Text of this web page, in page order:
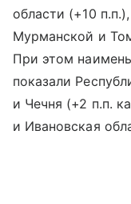
области (+10
Мурманской и
При этом
показали
и Чечня (+2 п.п.
и Ивановская